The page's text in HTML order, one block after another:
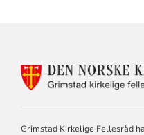
Grimstad Kirkelige Fellesråd